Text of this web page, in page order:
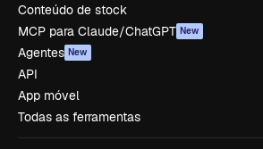
Conteúdo de stock
MCP para Claude/ChatGPT New
Agentes New
API
App móvel
Todas as ferramentas